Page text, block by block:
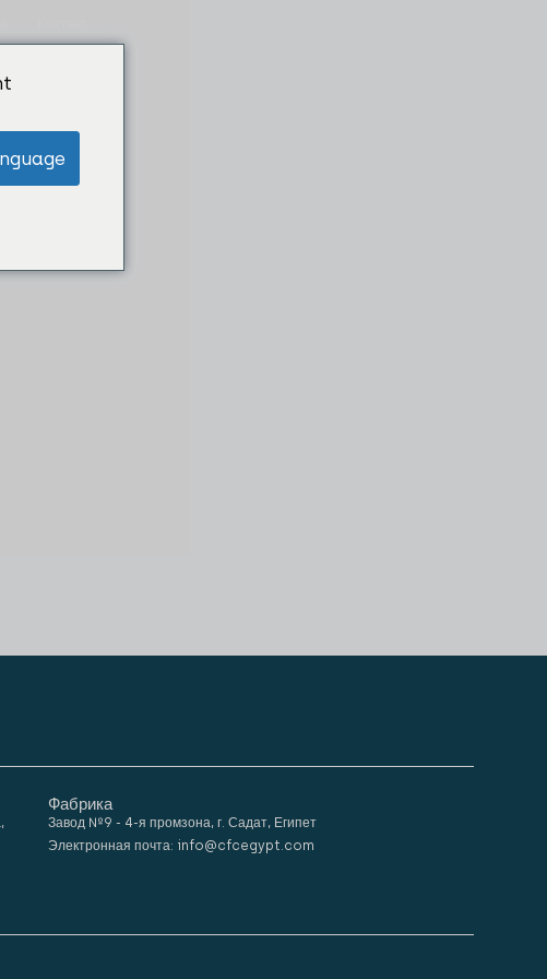
Фабрика
Завод №9 - 4-я промзона, г. Садат, Египет
Электронная почта: info@cfcegypt.com